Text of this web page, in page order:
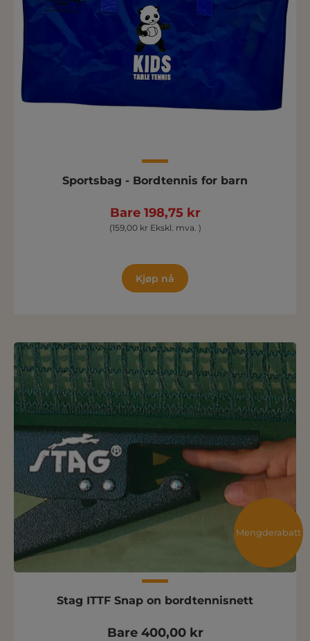
Sportsbag - Bordtennis for barn
Bare 198,75 kr
(159,00 kr Ekskl. mva. )
Kjøp nå
Mengderabatt
Stag ITTF Snap on bordtennisnett
Bare 400,00 kr